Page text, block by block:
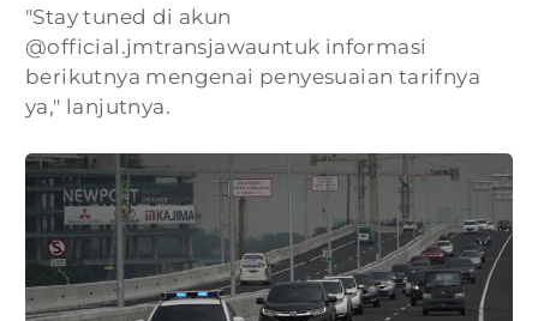
"Stay tuned di akun
@official.jmtransjawauntuk informasi
berikutnya mengenai penyesuaian tarifnya
ya," lanjutnya.